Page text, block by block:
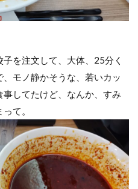
を注文して、大体、25分く
モノ静かそうな、若いカッ
してたけど、なんか、すみ
て。